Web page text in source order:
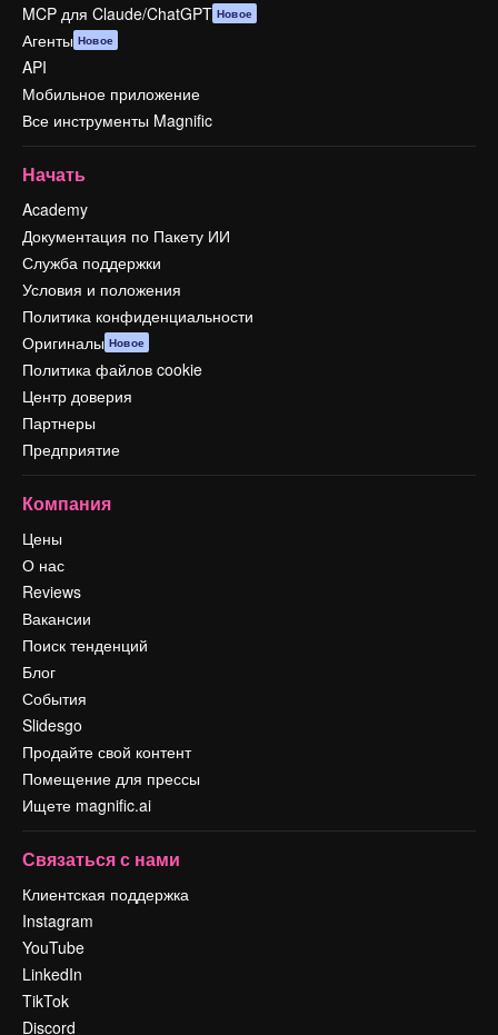
MCP для Claude/ChatGPT Новое
Агенты Новое
API
Мобильное приложение
Все инструменты Magnific
Начать
Academy
Документация по Пакету ИИ
Служба поддержки
Условия и положения
Политика конфиденциальности
Оригиналы Новое
Политика файлов cookie
Центр доверия
Партнеры
Предприятие
Компания
Цены
О нас
Reviews
Вакансии
Поиск тенденций
Блог
События
Slidesgo
Продайте свой контент
Помещение для прессы
Ищете magnific.ai
Связаться с нами
Клиентская поддержка
Instagram
YouTube
LinkedIn
TikTok
Discord